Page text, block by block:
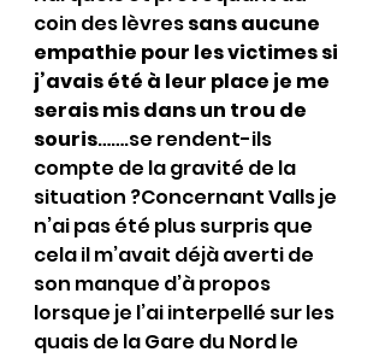
coin des lèvres sans aucune
empathie pour les victimes si
j’avais été à leur place je me
serais mis dans un trou de
souris…….se rendent-ils
compte de la gravité de la
situation ?Concernant Valls je
n’ai pas été plus surpris que
cela il m’avait déjà averti de
son manque d’à propos
lorsque je l’ai interpellé sur les
quais de la Gare du Nord le